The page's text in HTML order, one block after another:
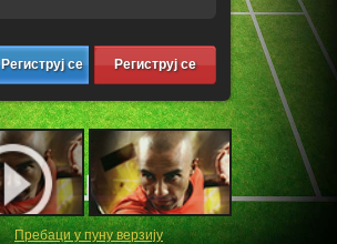
Региструј се Региструј се
Пребаци у пуну верзију